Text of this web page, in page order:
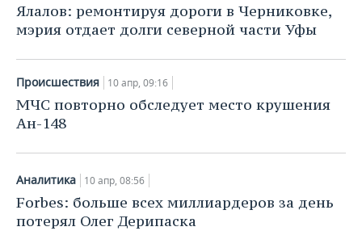
Ялалов: ремонтируя дороги в Черниковке,
мэрия отдает долги северной части Уфы
Происшествия 10 апр, 09:16
МЧС повторно обследует место крушения
Ан-148
Аналитика 10 апр, 08:56
Forbes: больше всех миллиардеров за день
потерял Олег Дерипаска